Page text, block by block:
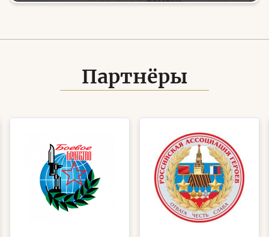
Партнёры